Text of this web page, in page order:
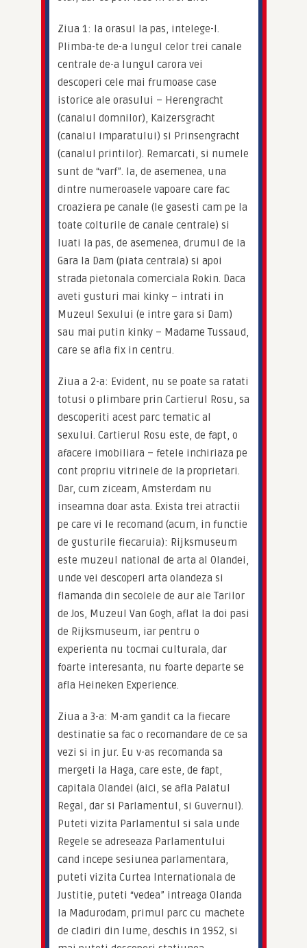
Ziua 1: Ia orasul la pas, intelege-l.
Plimba-te de-a lungul celor trei canale
centrale de-a lungul carora vei
descoperi cele mai frumoase case
istorice ale orasului – Herengracht
(canalul domnilor), Kaizersgracht
(canalul imparatului) si Prinsengracht
(canalul printilor). Remarcati, si numele
sunt de “varf”. Ia, de asemenea, una
dintre numeroasele vapoare care fac
croaziera pe canale (le gasesti cam pe la
toate colturile de canale centrale) si
luati la pas, de asemenea, drumul de la
Gara la Dam (piata centrala) si apoi
strada pietonala comerciala Rokin. Daca
aveti gusturi mai kinky – intrati in
Muzeul Sexului (e intre gara si Dam)
sau mai putin kinky – Madame Tussaud,
care se afla fix in centru.
Ziua a 2-a: Evident, nu se poate sa ratati
totusi o plimbare prin Cartierul Rosu, sa
descoperiti acest parc tematic al
sexului. Cartierul Rosu este, de fapt, o
afacere imobiliara – fetele inchiriaza pe
cont propriu vitrinele de la proprietari.
Dar, cum ziceam, Amsterdam nu
inseamna doar asta. Exista trei atractii
pe care vi le recomand (acum, in functie
de gusturile fiecaruia): Rijksmuseum
este muzeul national de arta al Olandei,
unde vei descoperi arta olandeza si
flamanda din secolele de aur ale Tarilor
de Jos, Muzeul Van Gogh, aflat la doi pasi
de Rijksmuseum, iar pentru o
experienta nu tocmai culturala, dar
foarte interesanta, nu foarte departe se
afla Heineken Experience.
Ziua a 3-a: M-am gandit ca la fiecare
destinatie sa fac o recomandare de ce sa
vezi si in jur. Eu v-as recomanda sa
mergeti la Haga, care este, de fapt,
capitala Olandei (aici, se afla Palatul
Regal, dar si Parlamentul, si Guvernul).
Puteti vizita Parlamentul si sala unde
Regele se adreseaza Parlamentului
cand incepe sesiunea parlamentara,
puteti vizita Curtea Internationala de
Justitie, puteti “vedea” intreaga Olanda
la Madurodam, primul parc cu machete
de cladiri din lume, deschis in 1952, si